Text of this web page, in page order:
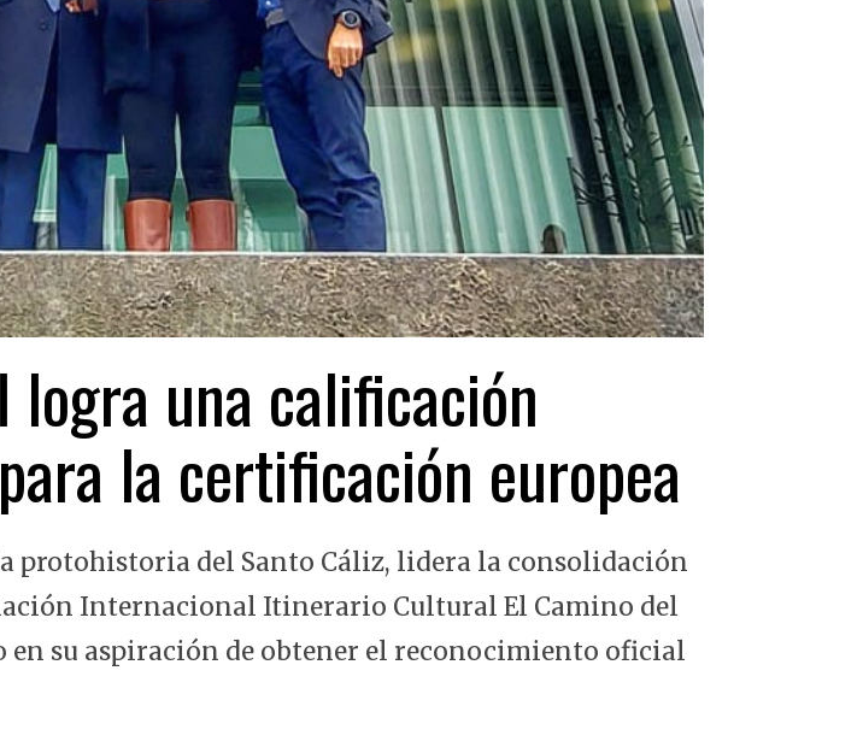
logra una calificación
la certificación europea
protohistoria del Santo Cáliz, lidera la consolidación
Internacional Itinerario Cultural El Camino del
en su aspiración de obtener el reconocimiento oficial